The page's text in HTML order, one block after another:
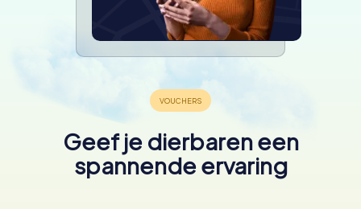
Geef je dierbaren een
spannende ervaring